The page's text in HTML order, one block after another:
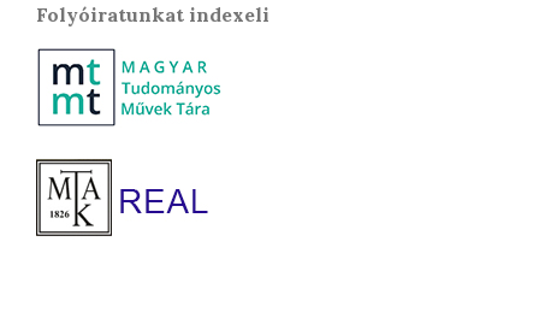
Folyóiratunkat indexeli